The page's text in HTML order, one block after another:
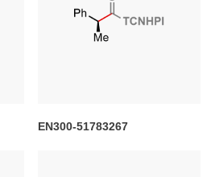
EN300-51783267